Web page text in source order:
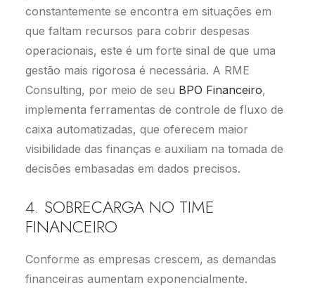
constantemente se encontra em situações em
que faltam recursos para cobrir despesas
operacionais, este é um forte sinal de que uma
gestão mais rigorosa é necessária. A RME
Consulting, por meio de seu BPO Financeiro,
implementa ferramentas de controle de fluxo de
caixa automatizadas, que oferecem maior
visibilidade das finanças e auxiliam na tomada de
decisões embasadas em dados precisos.
4. SOBRECARGA NO TIME
FINANCEIRO
Conforme as empresas crescem, as demandas
financeiras aumentam exponencialmente.